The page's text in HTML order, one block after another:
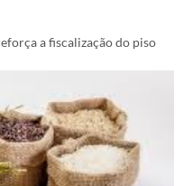
a fiscalização do piso